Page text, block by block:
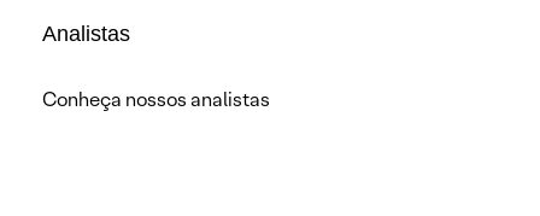
Analistas
Conheça nossos analistas